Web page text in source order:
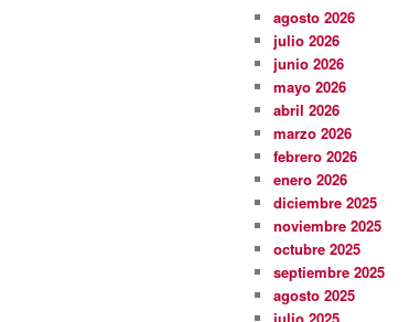
agosto 2026
julio 2026
junio 2026
mayo 2026
abril 2026
marzo 2026
febrero 2026
enero 2026
diciembre 2025
noviembre 2025
octubre 2025
septiembre 2025
agosto 2025
julio 2025